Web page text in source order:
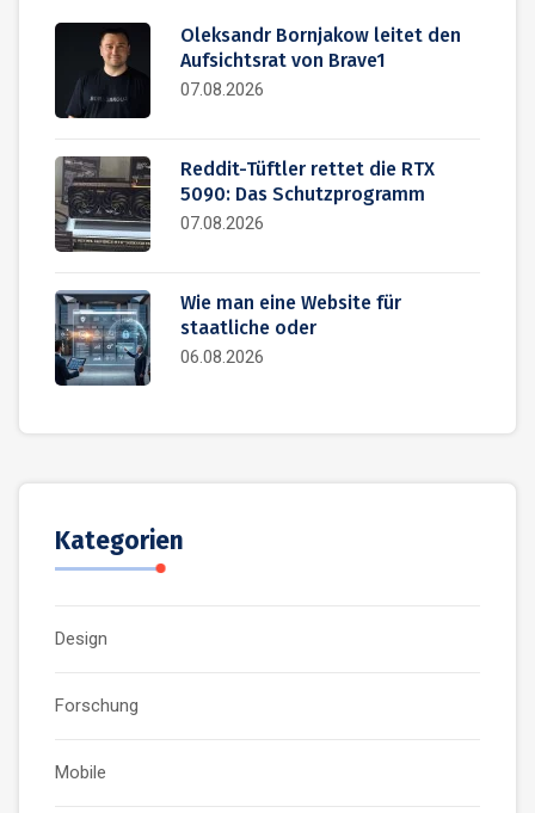
Oleksandr Bornjakow leitet den
Aufsichtsrat von Brave1
07.08.2026
Reddit-Tüftler rettet die RTX
5090: Das Schutzprogramm
07.08.2026
Wie man eine Website für
staatliche oder
06.08.2026
Kategorien
Design
Forschung
Mobile